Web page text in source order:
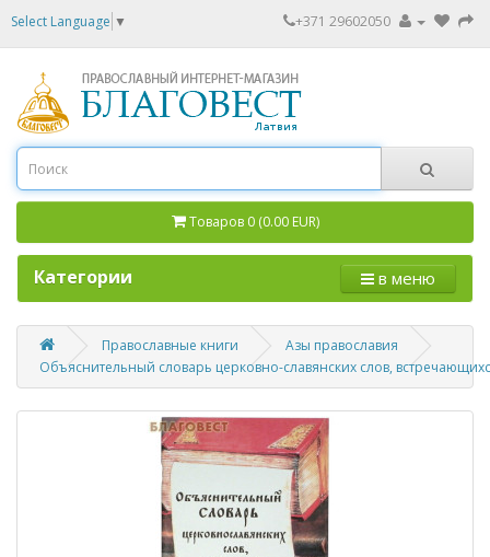
Select Language ▼ +371 29602050
Товаров 0 (0.00 EUR)
Категории в меню
Православные книги
Азы православия
Объяснительный словарь церковно-славянских слов,